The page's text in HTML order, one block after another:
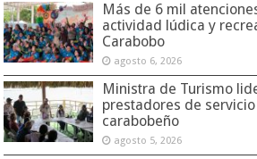
Más de 6 mil
actividad lúdica y
Carabobo
agosto 6, 2026
Ministra de Turismo
prestadores de
carabobeño
agosto 5, 2026